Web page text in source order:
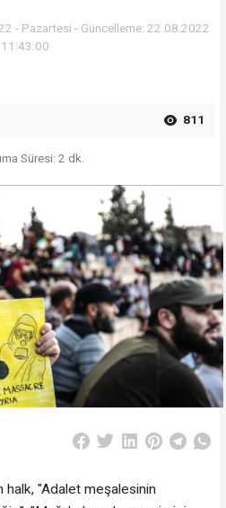
- Pazartesi - Güncelleme: 22.08.2022
11:43:00
811
Süresi: 2 dk.
"Adalet meşalesinin